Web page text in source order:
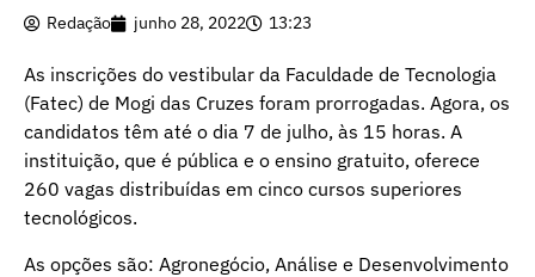
Redação junho 28, 2022 13:23
As inscrições do vestibular da Faculdade de Tecnologia
(Fatec) de Mogi das Cruzes foram prorrogadas. Agora, os
candidatos têm até o dia 7 de julho, às 15 horas. A
instituição, que é pública e o ensino gratuito, oferece
260 vagas distribuídas em cinco cursos superiores
tecnológicos.
As opções são: Agronegócio, Análise e Desenvolvimento